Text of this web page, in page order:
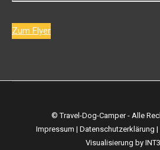
Zum Flyer
© Travel-Dog-Camper - Alle
Impressum | Datenschutzerklärung |
Visualisierung by